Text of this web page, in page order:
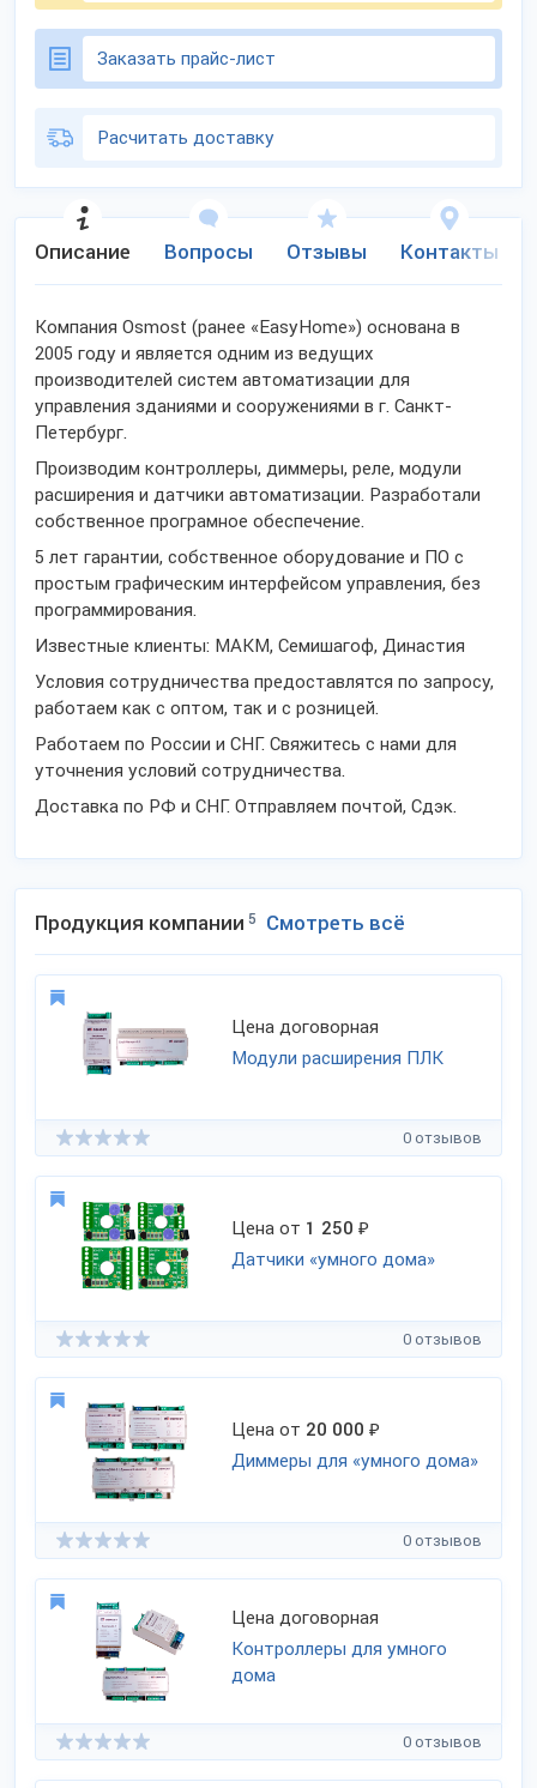
Заказать прайс-лист
Расчитать доставку
Описание Вопросы Отзывы Контакты
Компания Osmost (ранее «EasyHome») основана в
2005 году и является одним из ведущих
производителей систем автоматизации для
управления зданиями и сооружениями в г. Санкт-
Петербург.
Производим контроллеры, диммеры, реле, модули
расширения и датчики автоматизации. Разработали
собственное програмное обеспечение.
5 лет гарантии, собственное оборудование и ПО с
простым графическим интерфейсом управления, без
программирования.
Известные клиенты: МАКМ, Семишагоф, Династия
Условия сотрудничества предоставлятся по запросу,
работаем как с оптом, так и с розницей.
Работаем по России и СНГ. Свяжитесь с нами для
уточнения условий сотрудничества.
Доставка по РФ и СНГ. Отправляем почтой, Сдэк.
Продукция компании 5 Смотреть всё
Цена договорная
Модули расширения ПЛК
0 отзывов
Цена от 1 250 ₽
Датчики «умного дома»
0 отзывов
Цена от 20 000 ₽
Диммеры для «умного дома»
0 отзывов
Цена договорная
Контроллеры для умного
дома
0 отзывов